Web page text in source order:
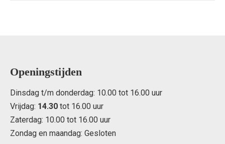
Openingstijden
Dinsdag t/m donderdag: 10.00 tot 16.00 uur
Vrijdag: 14.30 tot 16.00 uur
Zaterdag: 10.00 tot 16.00 uur
Zondag en maandag: Gesloten